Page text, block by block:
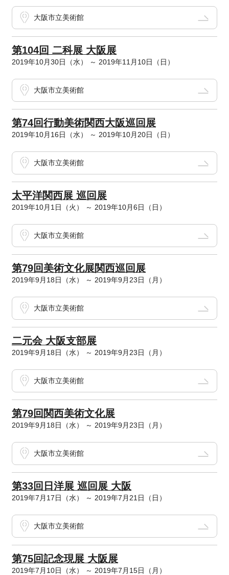
大阪市立美術館
第104回 二科展 大阪展
2019年10月30日（水） ～ 2019年11月10日（日）
大阪市立美術館
第74回行動美術関西大阪巡回展
2019年10月16日（水） ～ 2019年10月20日（日）
大阪市立美術館
太平洋関西展 巡回展
2019年10月1日（火） ～ 2019年10月6日（日）
大阪市立美術館
第79回美術文化展関西巡回展
2019年9月18日（水） ～ 2019年9月23日（月）
大阪市立美術館
二元会 大阪支部展
2019年9月18日（水） ～ 2019年9月23日（月）
大阪市立美術館
第79回関西美術文化展
2019年9月18日（水） ～ 2019年9月23日（月）
大阪市立美術館
第33回日洋展 巡回展 大阪
2019年7月17日（水） ～ 2019年7月21日（日）
大阪市立美術館
第75回記念現展 大阪展
2019年7月10日（水） ～ 2019年7月15日（月）